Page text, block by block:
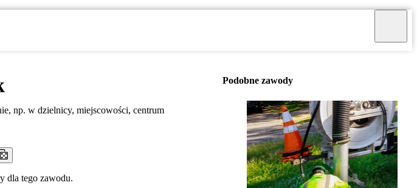
np. w dzielnicy, miejscowości, centrum
dla tego zawodu.
Podobne zawody